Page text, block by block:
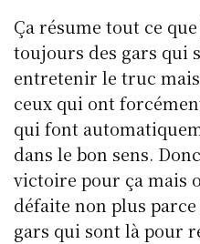
Ça résume tout ce
toujours des gars qui
entretenir le truc
ceux qui ont
qui font
dans le bon sens.
victoire pour ça mais
défaite non plus
gars qui sont là pour